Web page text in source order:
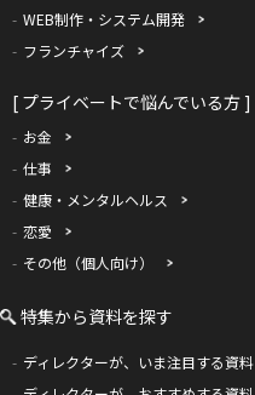
WEB制作・システム開発
フランチャイズ
[ プライベートで悩んでいる方 ]
お金
仕事
健康・メンタルヘルス
恋愛
その他（個人向け）
特集から資料を探す
ディレクターが、いま注目する資料